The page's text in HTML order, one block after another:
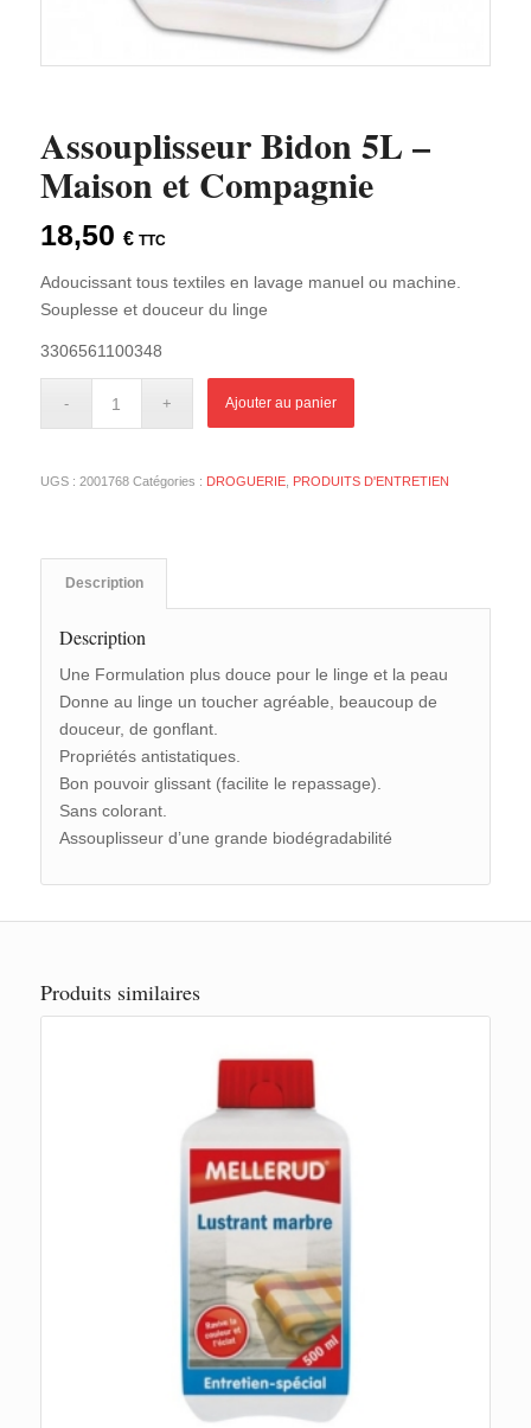
Assouplisseur Bidon 5L –
Maison et Compagnie
18,50 € TTC
Adoucissant tous textiles en lavage manuel ou machine.
Souplesse et douceur du linge
3306561100348
Ajouter au panier
UGS : 2001768 Catégories : DROGUERIE, PRODUITS D'ENTRETIEN
Description
Description
Une Formulation plus douce pour le linge et la peau
Donne au linge un toucher agréable, beaucoup de
douceur, de gonflant.
Propriétés antistatiques.
Bon pouvoir glissant (facilite le repassage).
Sans colorant.
Assouplisseur d’une grande biodégradabilité
Produits similaires